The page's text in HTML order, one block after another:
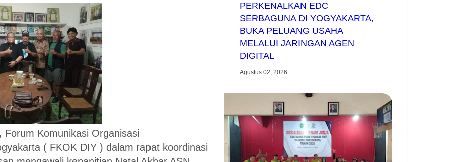
Forum Komunikasi Organisasi
( FKOK DIY ) dalam rapat koordinasi
PERKENALKAN EDC
SERBAGUNA DI YOGYAKARTA,
BUKA PELUANG USAHA
MELALUI JARINGAN AGEN
DIGITAL
Agustus 02, 2026